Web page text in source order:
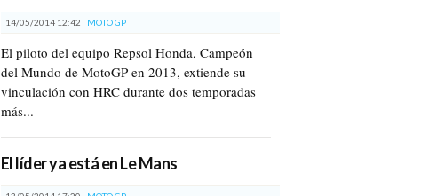
14/05/2014 12:42 MOTO GP
El piloto del equipo Repsol Honda, Campeón
del Mundo de MotoGP en 2013, extiende su
vinculación con HRC durante dos temporadas
más...
El líder ya está en Le Mans